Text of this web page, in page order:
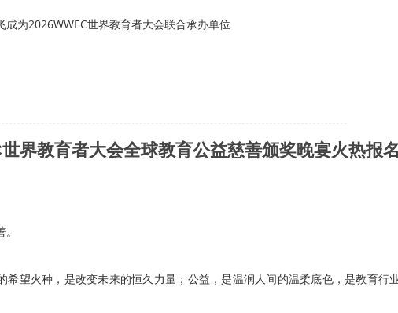
成为2026WWEC世界教育者大会联合承办单位
成为2026WWEC世界教育者大会（第12届）联合承办单位。
界教育者大会全球教育公益慈善颁奖晚宴火热报
希望火种，是改变未来的恒久力量；公益，是温润人间的温柔底色，是教育行